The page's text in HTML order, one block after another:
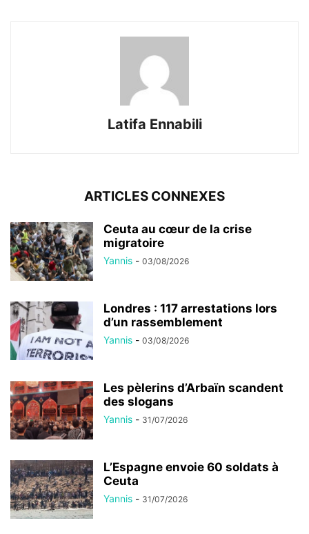
Latifa Ennabili
ARTICLES CONNEXES
Ceuta au cœur de la crise
migratoire
Yannis - 03/08/2026
Londres : 117 arrestations lors
d’un rassemblement
Yannis - 03/08/2026
Les pèlerins d’Arbaïn scandent
des slogans
Yannis - 31/07/2026
L’Espagne envoie 60 soldats à
Ceuta
Yannis - 31/07/2026